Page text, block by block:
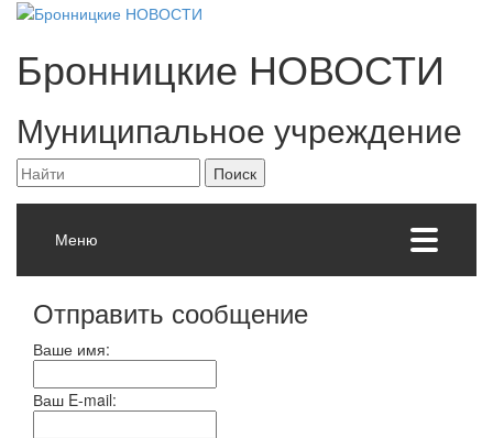
Бронницкие НОВОСТИ
Муниципальное учреждение
Меню
Отправить сообщение
Ваше имя:
Ваш E-mail: